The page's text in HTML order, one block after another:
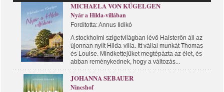
MICHAELA VON KÜGELGEN
Nyár a Hilda-villában
Fordította: Annus Ildikó
A stockholmi szigetvilágban lévő Halsterőn áll az
újonnan nyílt Hilda-villa. Itt vállal munkát Thomas
és Louise. Mindkettejüket megtépázta az élet, és
abban reménykednek, hogy a változás...
JOHANNA SEBAUER
Nincshof